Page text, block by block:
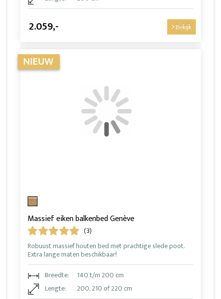
2.059,- Bekijk
Massief eiken balkenbed Genève
(3)
Robuust massief houten bed met prachtige slede poot.
Extra lange maten beschikbaar!
Breedte:
140 t/m 200 cm
Lengte:
200, 210 of 220 cm